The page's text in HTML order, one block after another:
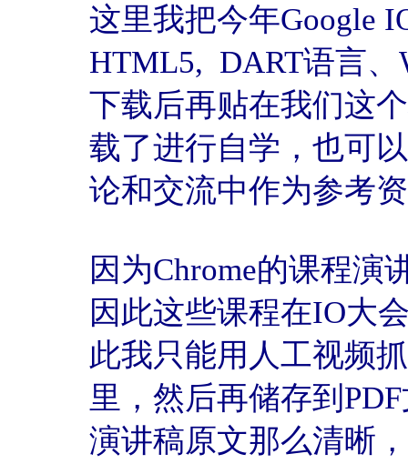
这里我把今年Google
HTML5, DART语言、
下载后再贴在我们这
载了进行自学，也可
论和交流中作为参考
因为Chrome的课程演
因此这些课程在IO大
此我只能用人工视频
里，然后再储存到
演讲稿原文那么清晰